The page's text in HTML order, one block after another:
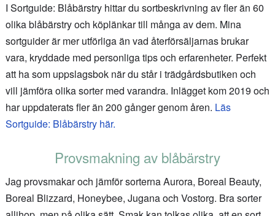
I Sortguide: Blåbärstry hittar du sortbeskrivning av fler än 60
olika blåbärstry och köplänkar till många av dem. Mina
sortguider är mer utförliga än vad återförsäljarnas brukar
vara, kryddade med personliga tips och erfarenheter. Perfekt
att ha som uppslagsbok när du står i trädgårdsbutiken och
vill jämföra olika sorter med varandra. Inlägget kom 2019 och
har uppdaterats fler än 200 gånger genom åren. Läs
Sortguide: Blåbärstry här.
Provsmakning av blåbärstry
Jag provsmakar och jämför sorterna Aurora, Boreal Beauty,
Boreal Blizzard, Honeybee, Jugana och Vostorg. Bra sorter